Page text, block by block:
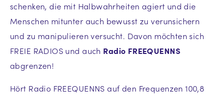
schenken, die mit Halbwahrheiten agiert und die
Menschen mitunter auch bewusst zu verunsichern
und zu manipulieren versucht. Davon möchten sich
FREIE RADIOS und auch Radio FREEQUENNS
abgrenzen!
Hört Radio FREEQUENNS auf den Frequenzen 100,8